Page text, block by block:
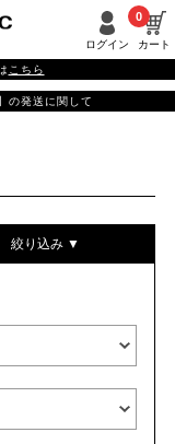
ログイン カート
0
こちら
の発送に関して
絞り込み ▼